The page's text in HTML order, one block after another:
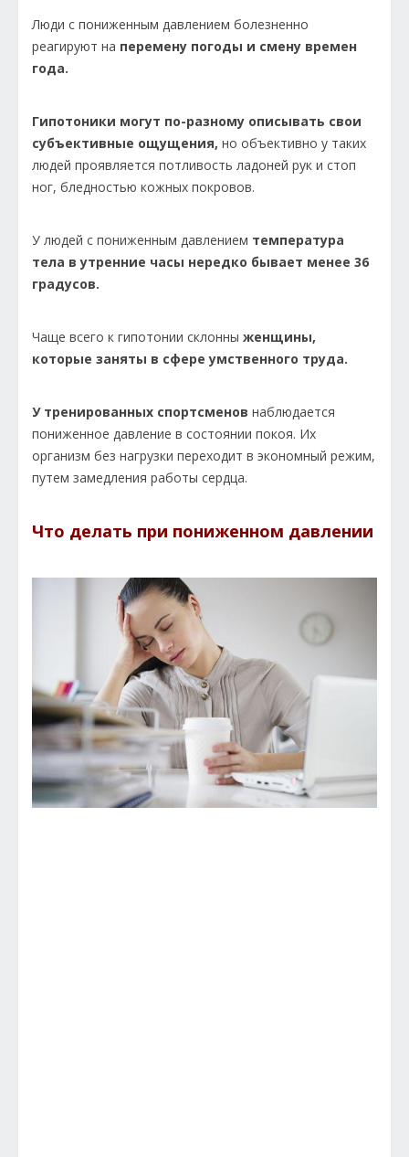
Люди с пониженным давлением болезненно
реагируют на перемену погоды и смену времен
года.
Гипотоники могут по-разному описывать свои
субъективные ощущения, но объективно у таких
людей проявляется потливость ладоней рук и стоп
ног, бледностью кожных покровов.
У людей с пониженным давлением температура
тела в утренние часы нередко бывает менее 36
градусов.
Чаще всего к гипотонии склонны женщины,
которые заняты в сфере умственного труда.
У тренированных спортсменов наблюдается
пониженное давление в состоянии покоя. Их
организм без нагрузки переходит в экономный режим,
путем замедления работы сердца.
Что делать при пониженном давлении